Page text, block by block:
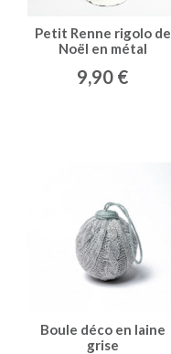
Petit Renne rigolo de
Noël en métal
9,90 €
Boule déco en laine
grise